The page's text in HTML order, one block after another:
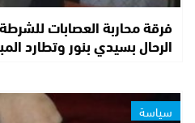
فرقة محاربة العصابات
الرحال بسيدي بنور وتطارد
سياسة